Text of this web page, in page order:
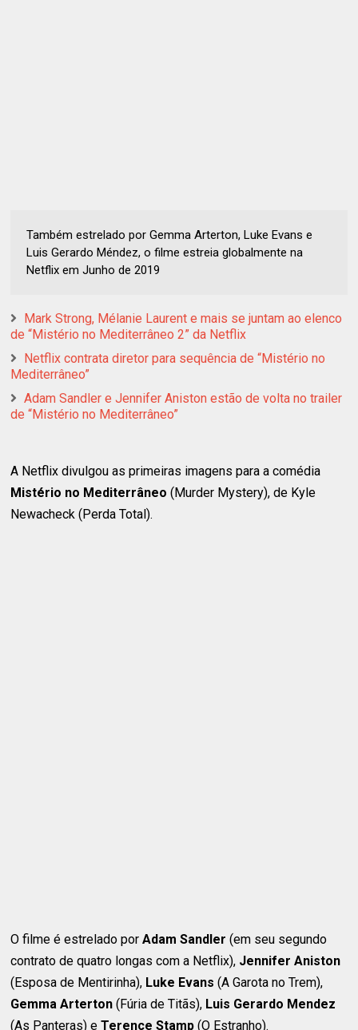
Também estrelado por Gemma Arterton, Luke Evans e
Luis Gerardo Méndez, o filme estreia globalmente na
Netflix em Junho de 2019
Mark Strong, Mélanie Laurent e mais se juntam ao elenco
de “Mistério no Mediterrâneo 2” da Netflix
Netflix contrata diretor para sequência de “Mistério no
Mediterrâneo”
Adam Sandler e Jennifer Aniston estão de volta no trailer
de “Mistério no Mediterrâneo”
A Netflix divulgou as primeiras imagens para a comédia
Mistério no Mediterrâneo (Murder Mystery), de Kyle
Newacheck (Perda Total).
O filme é estrelado por Adam Sandler (em seu segundo
contrato de quatro longas com a Netflix), Jennifer Aniston
(Esposa de Mentirinha), Luke Evans (A Garota no Trem),
Gemma Arterton (Fúria de Titãs), Luis Gerardo Mendez
(As Panteras) eTerence Stamp (O Estranho).